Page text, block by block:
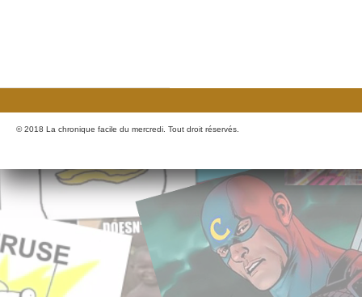
© 2018 La chronique facile du mercredi. Tout droit réservés.